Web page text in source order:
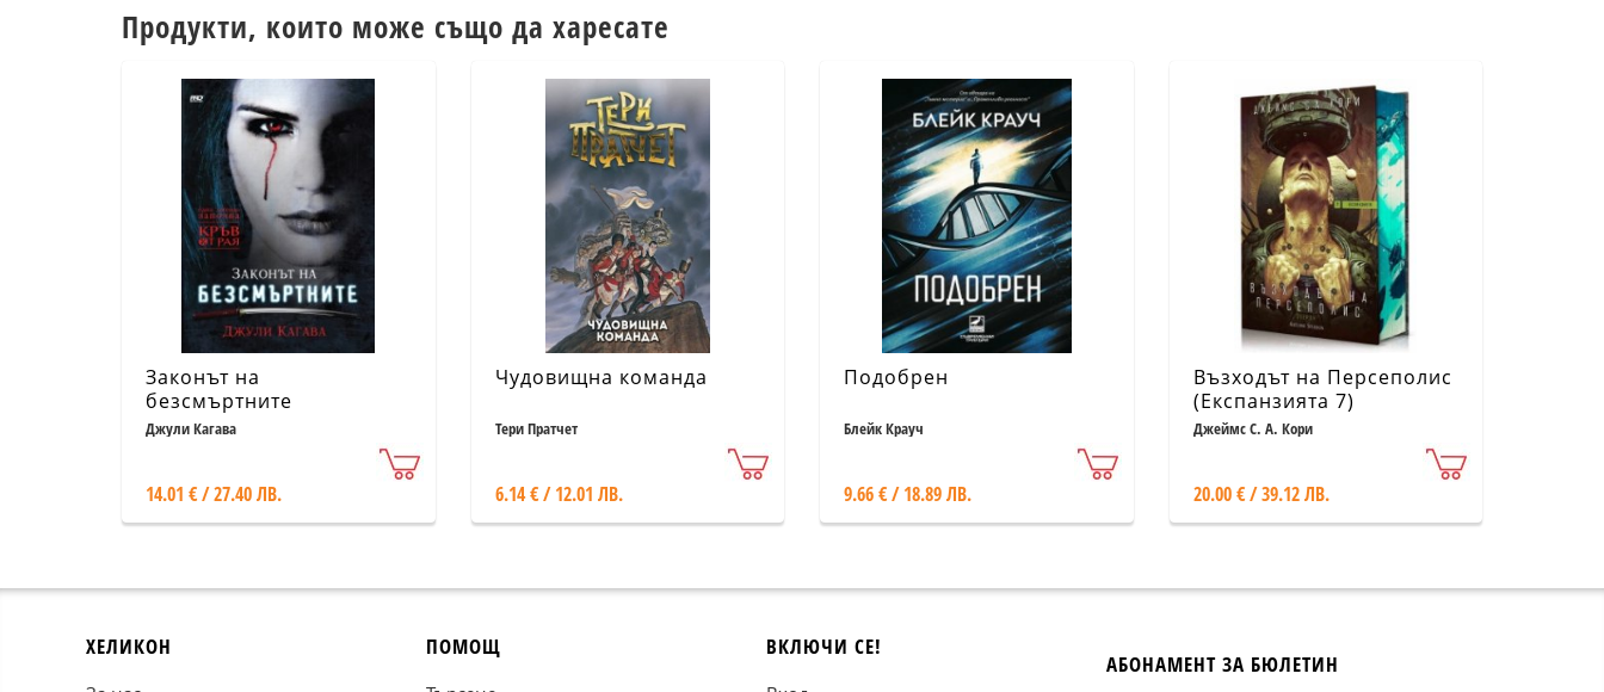
Продукти, които може също да харесате
Законът на
безсмъртните
Джули Кагава
14.01 € / 27.40 ЛВ.
Чудовищна команда
Тери Пратчет
6.14 € / 12.01 ЛВ.
Подобрен
Блейк Крауч
9.66 € / 18.89 ЛВ.
Възходът на Персеполис
(Експанзията 7)
Джеймс С. А. Кори
20.00 € / 39.12 ЛВ.
ХЕЛИКОН ПОМОЩ ВКЛЮЧИ СЕ!
АБОНАМЕНТ ЗА БЮЛЕТИН